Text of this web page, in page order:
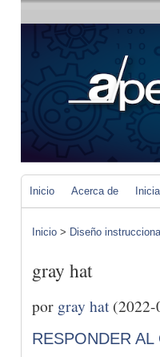
Inicio Acerca de
Inicio > Diseño
gray hat
por gray hat(2022-
RESPONDER AL